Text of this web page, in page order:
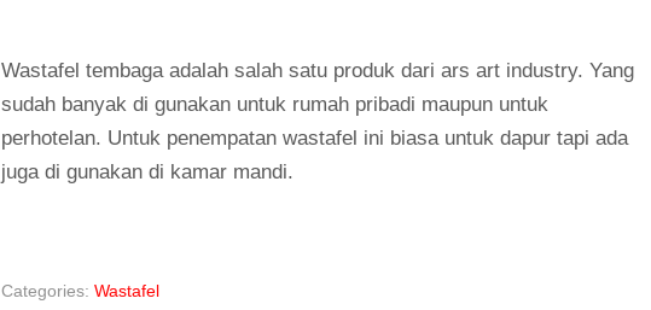
Wastafel tembaga adalah salah satu produk dari ars art industry. Yang
sudah banyak di gunakan untuk rumah pribadi maupun untuk
perhotelan. Untuk penempatan wastafel ini biasa untuk dapur tapi ada
juga di gunakan di kamar mandi.
Categories:Wastafel